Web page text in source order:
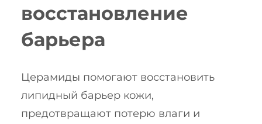
восстановление
барьера
Церамиды помогают восстановить
липидный барьер кожи,
предотвращают потерю влаги и